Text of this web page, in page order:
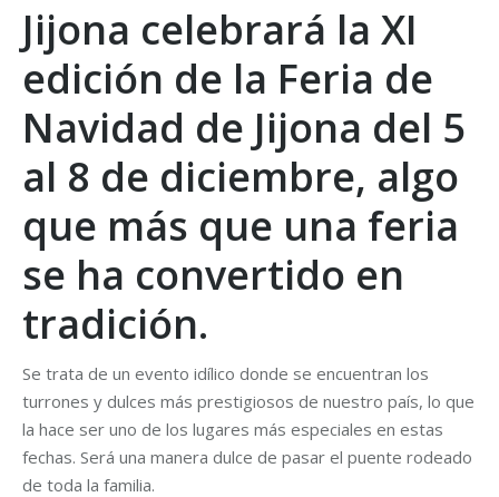
Jijona celebrará la XI
edición de la Feria de
Navidad de Jijona del 5
al 8 de diciembre, algo
que más que una feria
se ha convertido en
tradición.
Se trata de un evento idílico donde se encuentran los
turrones y dulces más prestigiosos de nuestro país, lo que
la hace ser uno de los lugares más especiales en estas
fechas. Será una manera dulce de pasar el puente rodeado
de toda la familia.